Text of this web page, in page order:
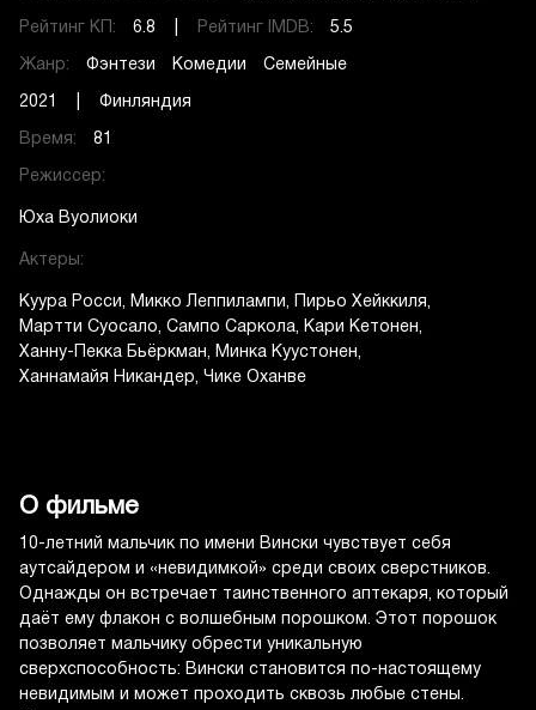
Рейтинг КП: 6.8 | Рейтинг IMDB: 5.5
Жанр: Фэнтези Комедии Семейные
2021 | Финляндия
Время: 81
Режиссер:
Юха Вуолиоки
Актеры:
Куура Росси Микко Леппилампи
Пирьо Хейккиля
Мартти Суосало
Сампо Саркола
Кари Кетонен
Ханну-Пекка Бьёркман
Минка Куустонен
Ханнамайя Никандер
Чике Оханве
О фильме
10-летний мальчик по имени Вински чувствует себя
аутсайдером и «невидимкой» среди своих сверстников.
Однажды он встречает таинственного аптекаря, который
даёт ему флакон с волшебным порошком. Этот порошок
позволяет мальчику обрести уникальную
сверхспособность: Вински становится по-настоящему
невидимым и может проходить сквозь любые стены.